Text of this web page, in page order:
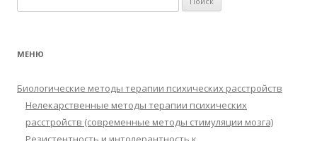
МЕНЮ
Биологические методы терапии психических расстройств
Нелекарственные методы терапии психических
расстройств (современные методы стимуляции мозга)